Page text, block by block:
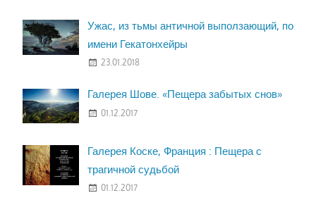
Ужас, из тьмы античной выползающий, по
имени Гекатонхейры
23.01.2018
Галерея Шове. «Пещера забытых снов»
01.12.2017
Галерея Коске, Франция : Пещера с
трагичной судьбой
01.12.2017